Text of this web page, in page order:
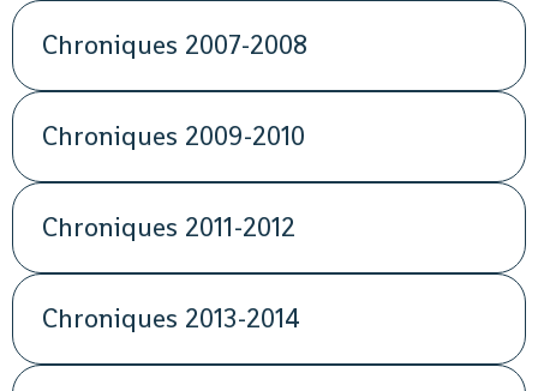
Chroniques 2007-2008
Chroniques 2009-2010
Chroniques 2011-2012
Chroniques 2013-2014